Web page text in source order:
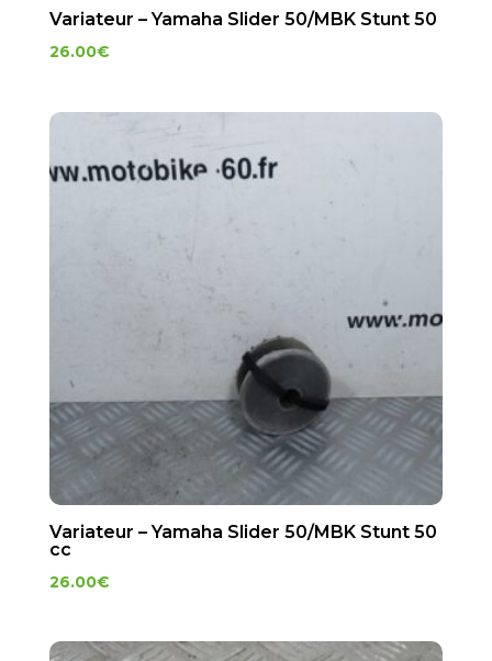
Variateur – Yamaha Slider 50/MBK Stunt 50
26.00€
Variateur – Yamaha Slider 50/MBK Stunt 50
cc
26.00€